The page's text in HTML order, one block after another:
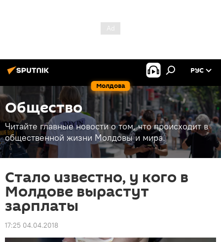
Молдова
РУС
Общество
Читайте главные новости о том, что происходит в
общественной жизни Молдовы и мира.
Стало известно, у кого в
Молдове вырастут
зарплаты
17:25 04.04.2018